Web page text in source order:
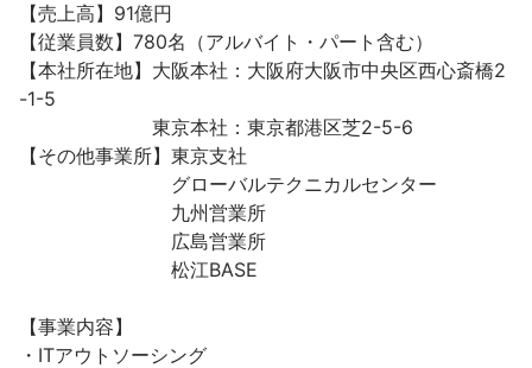
【売上高】91億円
【従業員数】780名（アルバイト・パート含む）
【本社所在地】大阪本社：大阪府大阪市中央区西心斎橋2
-1-5
東京本社：東京都港区芝2-5-6
【その他事業所】東京支社
グローバルテクニカルセンター
九州営業所
広島営業所
松江BASE
【事業内容】
・ITアウトソーシング